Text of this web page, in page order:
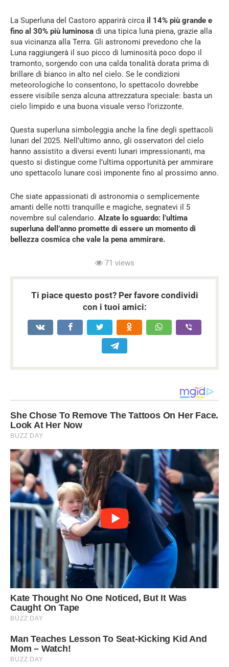
La Superluna del Castoro apparirà circa il 14% più grande e
fino al 30% più luminosa di una tipica luna piena, grazie alla
sua vicinanza alla Terra. Gli astronomi prevedono che la
Luna raggiungerà il suo picco di luminosità poco dopo il
tramonto, sorgendo con una calda tonalità dorata prima di
brillare di bianco in alto nel cielo. Se le condizioni
meteorologiche lo consentono, lo spettacolo dovrebbe
essere visibile senza alcuna attrezzatura speciale: basta un
cielo limpido e una buona visuale verso l’orizzonte.
Questa superluna simboleggia anche la fine degli spettacoli
lunari del 2025. Nell’ultimo anno, gli osservatori del cielo
hanno assistito a diversi eventi lunari impressionanti, ma
questo si distingue come l’ultima opportunità per ammirare
uno spettacolo lunare così imponente fino al prossimo anno.
Che siate appassionati di astronomia o semplicemente
amanti delle notti tranquille e magiche, segnatevi il 5
novembre sul calendario. Alzate lo sguardo: l’ultima
superluna dell’anno promette di essere un momento di
bellezza cosmica che vale la pena ammirare.
71 views
Ti piace questo post? Per favore condividi
con i tuoi amici: